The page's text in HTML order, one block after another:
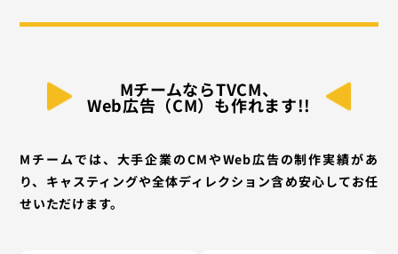
MチームならTVCM、
Web広告（CM）も作れます!!
Mチームでは、大手企業のCMやWeb広告の制作実績があ
り、キャスティングや全体ディレクション含め安心してお任
せいただけます。